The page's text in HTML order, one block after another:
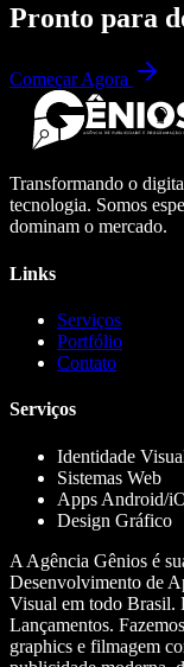
Pronto para
Começar Agora
Transformando o
tecnologia. Somos
dominam o mercado.
Links
Serviços
Portfólio
Contato
Serviços
Identidade
Sistemas Web
Apps Android/
Design Gráfico
A Agência Gênios é
Desenvolvimento de
Visual em todo Brasil.
Lançamentos.
graphics e filmagem